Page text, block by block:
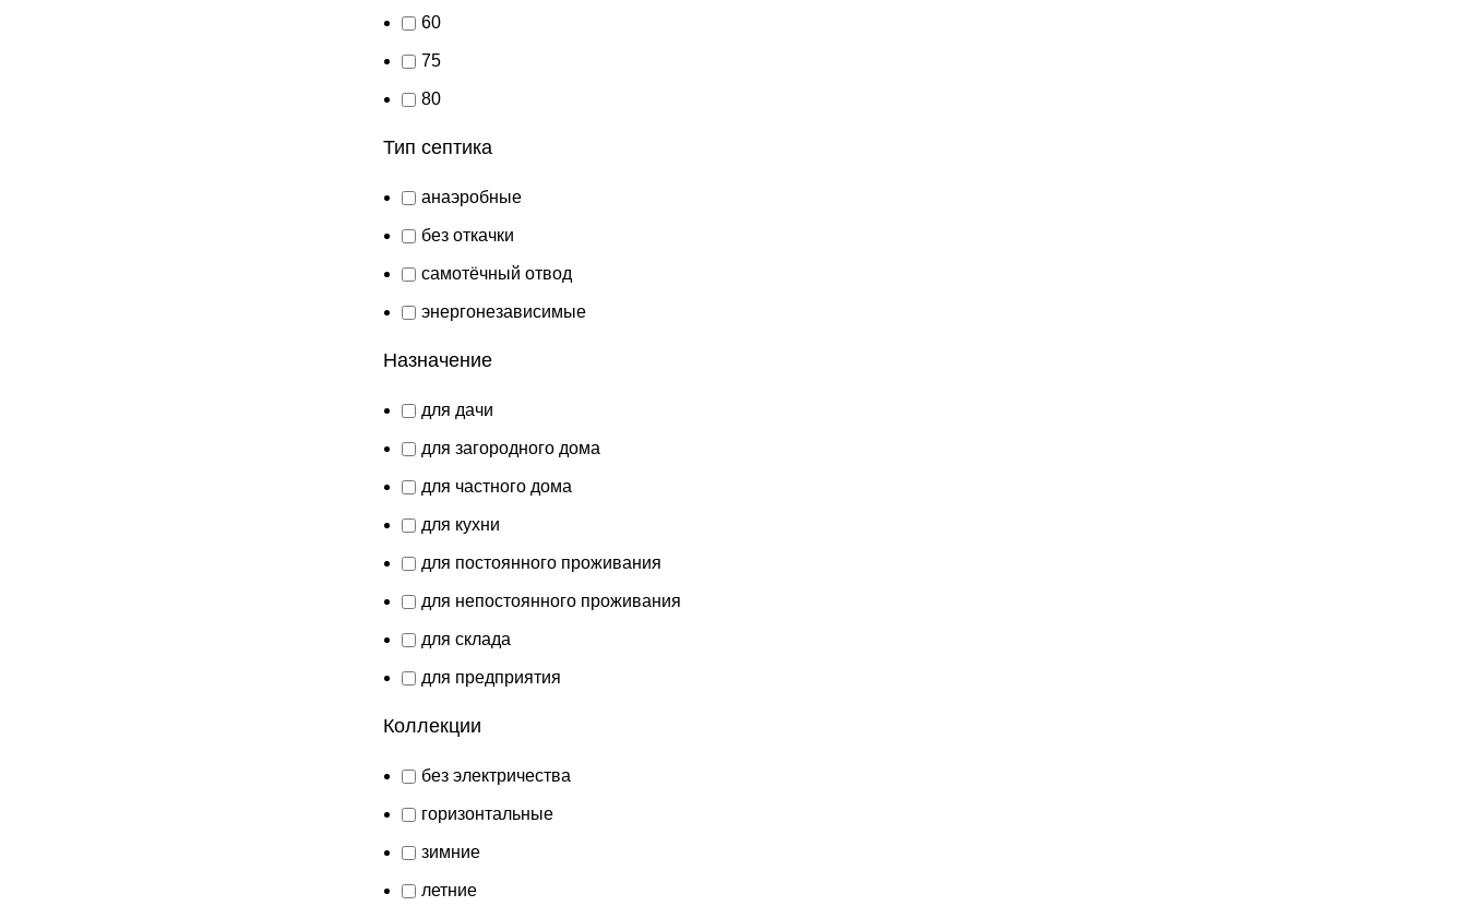
60
75
80
Тип септика
анаэробные
без откачки
самотёчный отвод
энергонезависимые
Назначение
для дачи
для загородного дома
для частного дома
для кухни
для постоянного проживания
для непостоянного проживания
для склада
для предприятия
Коллекции
без электричества
горизонтальные
зимние
летние